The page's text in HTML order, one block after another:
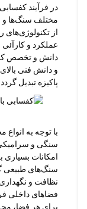
در فرآیند
مختلف سنگ‌ها و
از تکنولوژی‌های
عملکرد و
دانش و تخصص
و دانش فنی
پاکیزه تبدیل گردد.
با توجه به
سنگی و
امکانات بسیاری
سنگ‌های طبیعی
نظافت و
فضاهای داخلی
برای هر فضا،